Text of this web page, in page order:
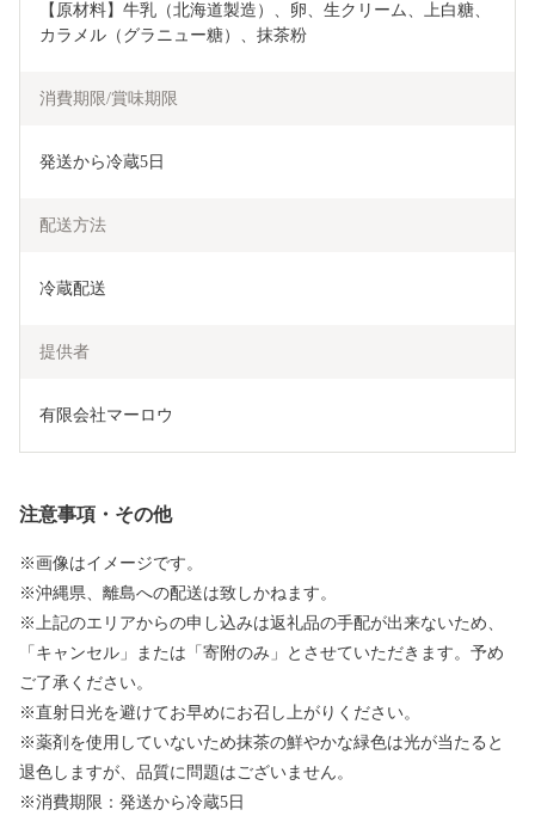
【原材料】牛乳（北海道製造）、卵、生クリーム、上白糖、
カラメル（グラニュー糖）、抹茶粉
消費期限/賞味期限
発送から冷蔵5日
配送方法
冷蔵配送
提供者
有限会社マーロウ
注意事項・その他
※画像はイメージです。
※沖縄県、離島への配送は致しかねます。
※上記のエリアからの申し込みは返礼品の手配が出来ないため、
「キャンセル」または「寄附のみ」とさせていただきます。予め
ご了承ください。
※直射日光を避けてお早めにお召し上がりください。
※薬剤を使用していないため抹茶の鮮やかな緑色は光が当たると
退色しますが、品質に問題はございません。
※消費期限：発送から冷蔵5日